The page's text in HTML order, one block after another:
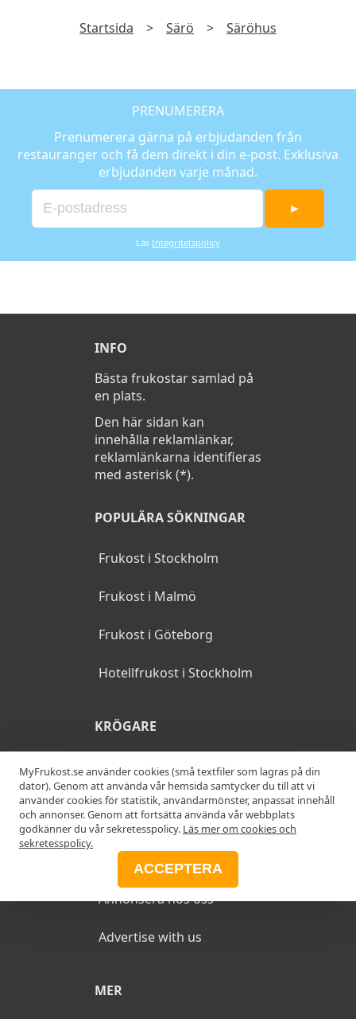
Startsida > Särö > Säröhus
PRENUMERERA
Prenumerera gärna på erbjudanden från
restauranger och få dem direkt i din e-post. Exklusiva
erbjudanden varje månad.
►
Läs Integritetspolicy
INFO
Bästa frukostar samlad på
en plats.
Den här sidan kan
innehålla reklamlänkar,
reklamlänkarna identifieras
med asterisk (*).
POPULÄRA SÖKNINGAR
Frukost i Stockholm
Frukost i Malmö
Frukost i Göteborg
Hotellfrukost i Stockholm
KRÖGARE
Anslut din restaurang
Add your restaurant
ANNONSERA
Annonsera hos oss
Advertise with us
MER
MyFrukost.se använder cookies (små textfiler som lagras på din
dator). Genom att använda vår hemsida samtycker du till att vi
använder cookies för statistik, användarmönster, anpassat innehåll
och annonser. Genom att fortsätta använda vår webbplats
godkänner du vår sekretesspolicy. Läs mer om cookies och
sekretesspolicy.
ACCEPTERA